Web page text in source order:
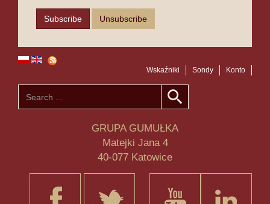
Wskaźniki Sondy Konto
GRUPA GUMUŁKA
Matejki Jana 4
40-077 Katowice